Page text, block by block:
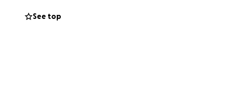
See top